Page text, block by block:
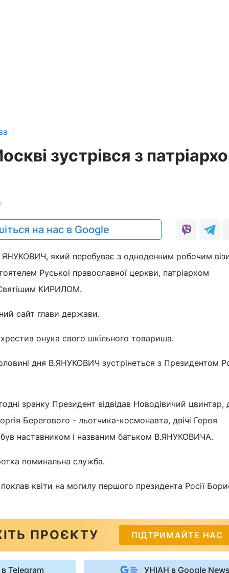
зустрівся з
на нас в Google
ЯНУКОВИЧ, який перебуває з одноденним робочим
Руської православної церкви, патріархом
Святішим КИРИЛОМ.
сайт глави держави.
онука свого шкільного товариша.
дня В.ЯНУКОВИЧ зустрінеться з Президентом
зранку Президент відвідав Новодівичий цвинтар,
Берегового - льотчика-космонавта, двічі Героя
наставником і названим батьком В.ЯНУКОВИЧА.
поминальна служба.
квіти на могилу першого президента Росії
ПРОЄКТУ ПІДТРИМАЙТЕ НАС
Telegram УНІАН в Google